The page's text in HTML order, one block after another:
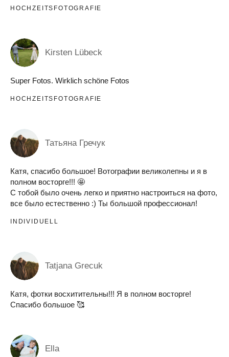
HOCHZEITSFOTOGRAFIE
Kirsten Lübeck
Super Fotos. Wirklich schöne Fotos
HOCHZEITSFOTOGRAFIE
Татьяна Гречук
Катя, спасибо большое! Вотографии великолепны и я в
полном восторге!!! 🤩
С тобой было очень легко и приятно настроиться на фото,
все было естественно :) Ты большой профессионал!
INDIVIDUELL
Tatjana Grecuk
Катя, фотки восхитительны!!! Я в полном восторге!
Спасибо большое 🥰
Ella